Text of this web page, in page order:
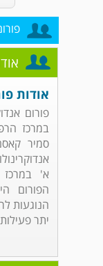
אודות
פורום
במרכז
סמיר
א'
הפורום
הנוגעות
יתר